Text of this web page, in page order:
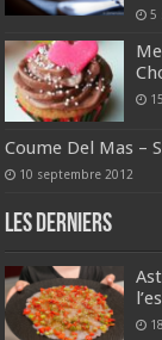
5
Coume Del Mas –
10 septembre 2012
Les derniers